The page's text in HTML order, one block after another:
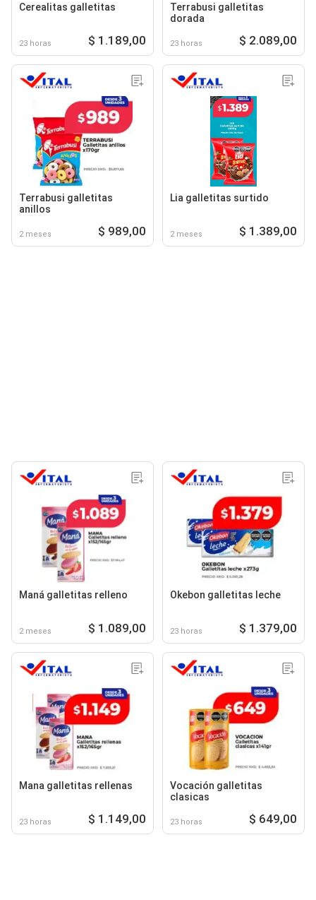
Cerealitas galletitas
23 horas $ 1.189,00
Terrabusi galletitas
dorada
23 horas $ 2.089,00
Terrabusi galletitas
anillos
2 meses $ 989,00
Lia galletitas surtido
2 meses $ 1.389,00
Maná galletitas relleno
2 meses $ 1.089,00
Okebon galletitas leche
23 horas $ 1.379,00
Mana galletitas rellenas
23 horas $ 1.149,00
Vocación galletitas
clasicas
23 horas $ 649,00